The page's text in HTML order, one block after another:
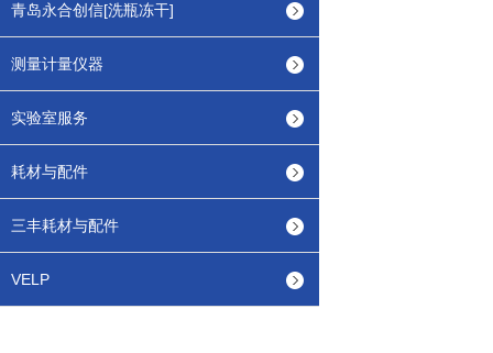
青岛永合创信[洗瓶冻干]
测量计量仪器
实验室服务
耗材与配件
三丰耗材与配件
VELP